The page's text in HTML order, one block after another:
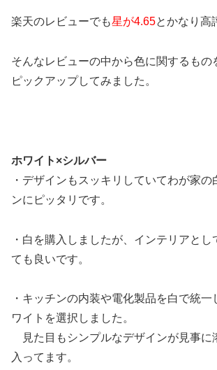
楽天のレビューでも星が4.65とかなり高
そんなレビューの中から色に関するもの
ピックアップしてみました。
ホワイト×シルバー
・デザインもスッキリしていてわが家の
ンにピッタリです。
・白を購入しましたが、インテリアとし
ても良いです。
・キッチンの内装や電化製品を白で統一
ワイトを選択しました。
見た目もシンプルなデザインが見事に
入ってます。